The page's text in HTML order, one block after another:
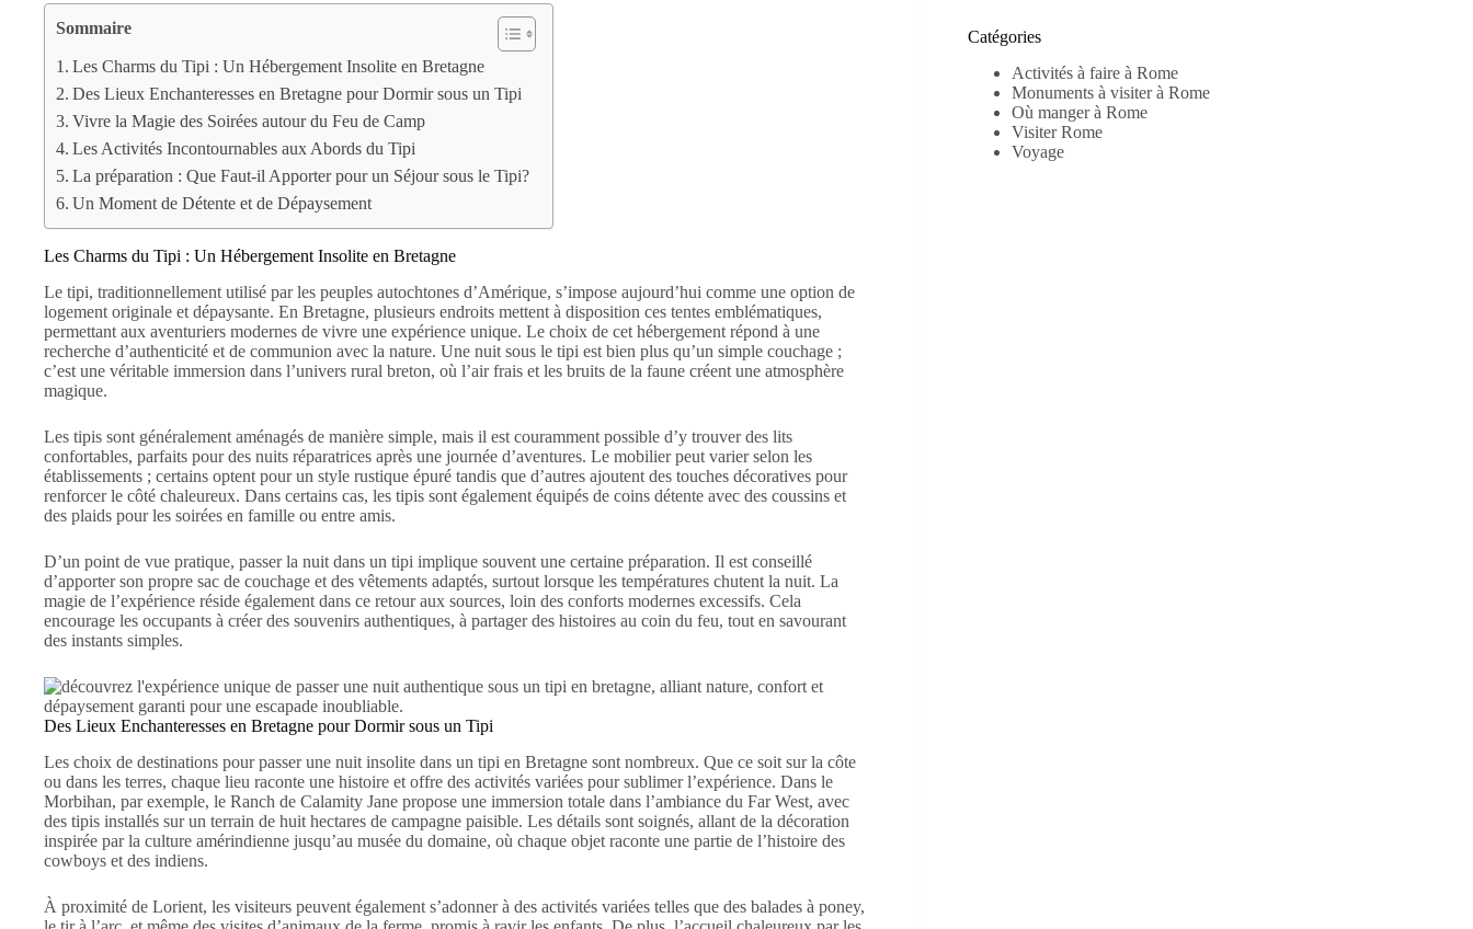
Sommaire
Les Charms du Tipi : Un Hébergement Insolite en Bretagne
Des Lieux Enchanteresses en Bretagne pour Dormir sous un Tipi
Vivre la Magie des Soirées autour du Feu de Camp
Les Activités Incontournables aux Abords du Tipi
La préparation : Que Faut-il Apporter pour un Séjour sous le Tipi?
Un Moment de Détente et de Dépaysement
Les Charms du Tipi : Un Hébergement Insolite en Bretagne
Le tipi, traditionnellement utilisé par les peuples autochtones d’Amérique, s’impose aujourd’hui comme une option de
logement originale et dépaysante. En Bretagne, plusieurs endroits mettent à disposition ces tentes emblématiques,
permettant aux aventuriers modernes de vivre une expérience unique. Le choix de cet hébergement répond à une
recherche d’authenticité et de communion avec la nature. Une nuit sous le tipi est bien plus qu’un simple couchage ;
c’est une véritable immersion dans l’univers rural breton, où l’air frais et les bruits de la faune créent une atmosphère
magique.
Les tipis sont généralement aménagés de manière simple, mais il est couramment possible d’y trouver des lits
confortables, parfaits pour des nuits réparatrices après une journée d’aventures. Le mobilier peut varier selon les
établissements ; certains optent pour un style rustique épuré tandis que d’autres ajoutent des touches décoratives pour
renforcer le côté chaleureux. Dans certains cas, les tipis sont également équipés de coins détente avec des coussins et
des plaids pour les soirées en famille ou entre amis.
D’un point de vue pratique, passer la nuit dans un tipi implique souvent une certaine préparation. Il est conseillé
d’apporter son propre sac de couchage et des vêtements adaptés, surtout lorsque les températures chutent la nuit. La
magie de l’expérience réside également dans ce retour aux sources, loin des conforts modernes excessifs. Cela
encourage les occupants à créer des souvenirs authentiques, à partager des histoires au coin du feu, tout en savourant
des instants simples.
Des Lieux Enchanteresses en Bretagne pour Dormir sous un Tipi
Les choix de destinations pour passer une nuit insolite dans un tipi en Bretagne sont nombreux. Que ce soit sur la côte
ou dans les terres, chaque lieu raconte une histoire et offre des activités variées pour sublimer l’expérience. Dans le
Morbihan, par exemple, le Ranch de Calamity Jane propose une immersion totale dans l’ambiance du Far West, avec
des tipis installés sur un terrain de huit hectares de campagne paisible. Les détails sont soignés, allant de la décoration
inspirée par la culture amérindienne jusqu’au musée du domaine, où chaque objet raconte une partie de l’histoire des
cowboys et des indiens.
À proximité de Lorient, les visiteurs peuvent également s’adonner à des activités variées telles que des balades à poney,
Catégories
Activités à faire à Rome
Monuments à visiter à Rome
Où manger à Rome
Visiter Rome
Voyage